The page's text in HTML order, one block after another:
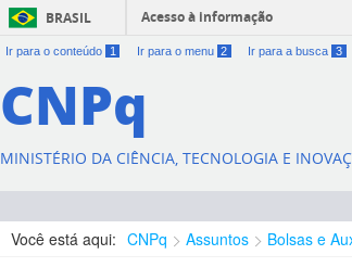
BRASIL Acesso à informação
Ir para o conteúdo 1 Ir para o menu 2 Ir para a busca 3
CNPq
MINISTÉRIO DA CIÊNCIA, TECNOLOGIA E
Você está aqui: CNPq Assuntos Bolsas e